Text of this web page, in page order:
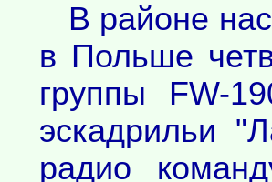
В районе
в Польше
группы FW-
эскадрильи
радио